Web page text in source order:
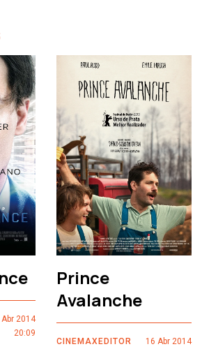
Abr 2014
20:09
Prince
Avalanche
CINEMAXEDITOR
16 Abr 2014